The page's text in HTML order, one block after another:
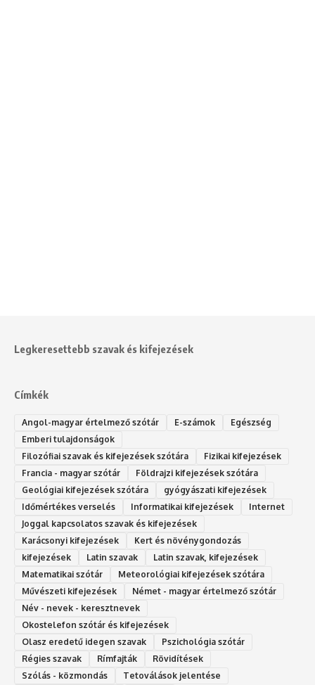
Legkeresettebb szavak és kifejezések
Címkék
Angol-magyar értelmező szótár E-számok
Egészség
Emberi tulajdonságok
Filozófiai szavak és kifejezések szótára
Fizikai kifejezések
Francia - magyar szótár
Földrajzi kifejezések szótára
Geológiai kifejezések szótára
gyógyászati kifejezések
Időmértékes verselés
Informatikai kifejezések
Internet
Joggal kapcsolatos szavak és kifejezések
Karácsonyi kifejezések
Kert és növénygondozás
kifejezések
Latin szavak
Latin szavak, kifejezések
Matematikai szótár
Meteorológiai kifejezések szótára
Művészeti kifejezések
Német - magyar értelmező szótár
Név - nevek - keresztnevek
Okostelefon szótár és kifejezések
Olasz eredetű idegen szavak
Ps‮gólohciz‬ia s‮átóz‬r
Régies szavak
Rímfajták
Rövidítések
Szólás - közmondás
Tetoválások jelentése